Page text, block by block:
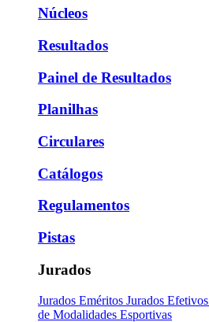
Núcleos
Resultados
Painel de Resultados
Planilhas
Circulares
Catálogos
Regulamentos
Pistas
Jurados
Jurados Eméritos Jurados Efetivos
de Modalidades Esportivas